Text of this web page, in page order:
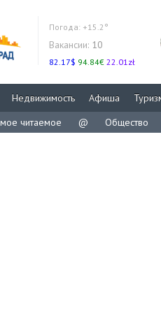
Погода: +15.2°
Вакансии: 10
82.17$ 94.84€ 22.01zł
Недвижимость Афиша
читаемое @ Общество